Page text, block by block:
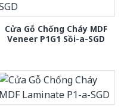
Cửa Gỗ Chống Cháy MDF
Veneer P1G1 Sồi-a-SGD